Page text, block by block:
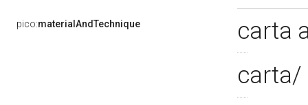
pico:materialAndTechnique
carta
carta/